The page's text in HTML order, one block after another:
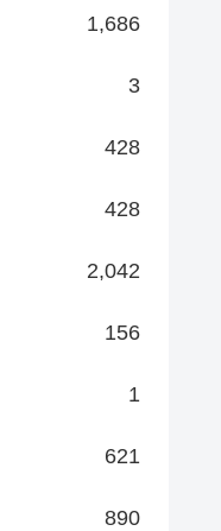
1,686
3
428
428
2,042
156
1
621
890